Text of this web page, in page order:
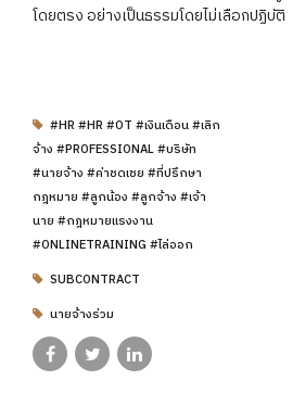
โดยตรง อย่างเป็นธรรมโดยไม่เลือกปฏิบัติ
#HR #HR #OT #เงินเดือน #เลิก
จ้าง #PROFESSIONAL #บริษัท
#นายจ้าง #ค่าชดเชย #ที่ปรึกษา
กฎหมาย #ลูกน้อง #ลูกจ้าง #เจ้า
นาย #กฎหมายแรงงาน
#ONLINETRAINING #ไล่ออก
SUBCONTRACT
นายจ้างร่วม